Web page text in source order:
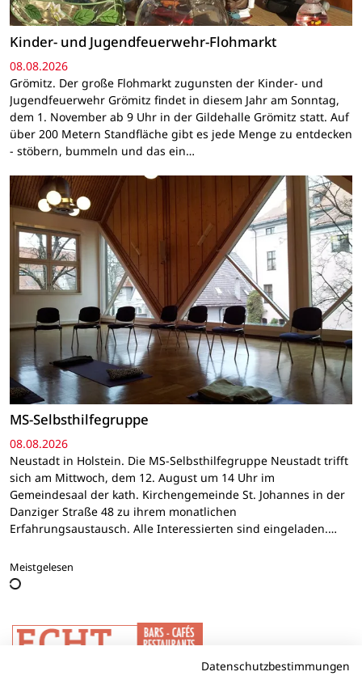
Kinder- und Jugendfeuerwehr-Flohmarkt
08.08.2026
Grömitz. Der große Flohmarkt zugunsten der Kinder- und
Jugendfeuerwehr Grömitz findet in diesem Jahr am Sonntag,
dem 1. November ab 9 Uhr in der Gildehalle Grömitz statt. Auf
über 200 Metern Standfläche gibt es jede Menge zu entdecken
- stöbern, bummeln und das ein…
MS-Selbsthilfegruppe
08.08.2026
Neustadt in Holstein. Die MS-Selbsthilfegruppe Neustadt trifft
sich am Mittwoch, dem 12. August um 14 Uhr im
Gemeindesaal der kath. Kirchengemeinde St. Johannes in der
Danziger Straße 48 zu ihrem monatlichen
Erfahrungsaustausch. Alle Interessierten sind eingeladen.…
Meistgelesen
Datenschutzbestimmungen